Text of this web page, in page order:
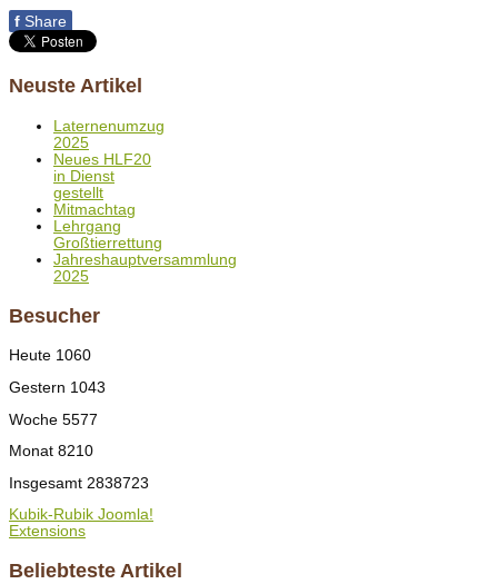
f Share
Neuste Artikel
Laternenumzug
2025
Neues HLF20
in Dienst
gestellt
Mitmachtag
Lehrgang
Großtierrettung
Jahreshauptversammlung
2025
Besucher
Heute 1060
Gestern 1043
Woche 5577
Monat 8210
Insgesamt 2838723
Kubik-Rubik Joomla!
Extensions
Beliebteste Artikel